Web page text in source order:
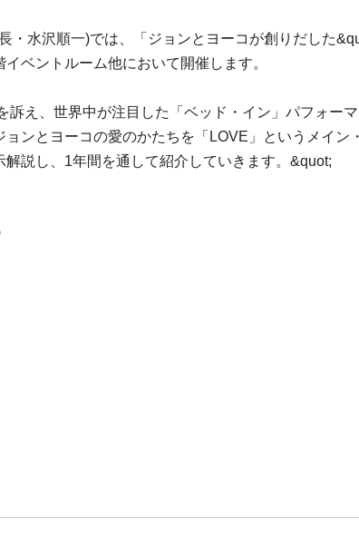
・水沢順一)では、「ジョンとヨーコが創りだした
ベントルーム他において開催します。
え、世界中が注目した「ベッド・イン」パフォー
ンとヨーコの愛のかたちを「LOVE」というメイ
説し、1年間を通して紹介していきます。&quot;